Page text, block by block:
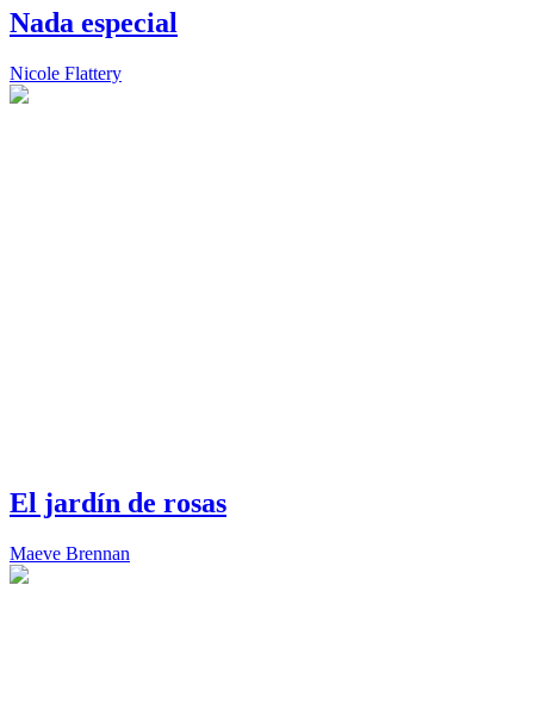
Nada especial
Nicole Flattery
El jardín de rosas
Maeve Brennan